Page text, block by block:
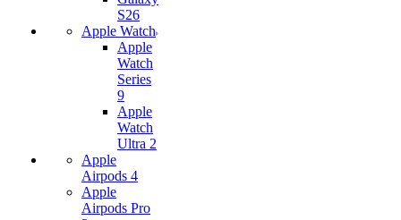
S26
Apple Watch
Apple
Watch
Series
9
Apple
Watch
Ultra 2
Apple
Airpods 4
Apple
Airpods Pro